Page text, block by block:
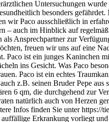
Untersuchungen
besonders
wir Paco ausschließlich in
– auch im Hinblick auf
Ansprechpartner zur
freuen wir uns auf eine
Paco ist ein junges Kaninchen
ins Gesicht. Was Paco
Paco ist ein echtes
z.B. seinen Bruder Pepe
6 qm, die durchgehend zur
natürlich auch von Herzen
Infos finden Sie unter https://
Erkrankung vorliegt